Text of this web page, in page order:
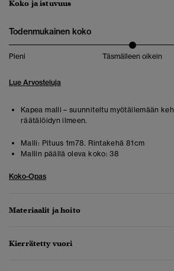
Koko ja istuvuus
Todenmukainen koko
Pieni Täsmälleen oikein
Lue Arvosteluja
Kapea malli – suunniteltu myötäilemään
räätälöidyn ilmeen.
Malli: Pituus 1m78. Rintakehä 81cm
Mallin päällä oleva koko: 38
Koko-Opas
Materiaalit ja hoito
Kierrätetty vuori